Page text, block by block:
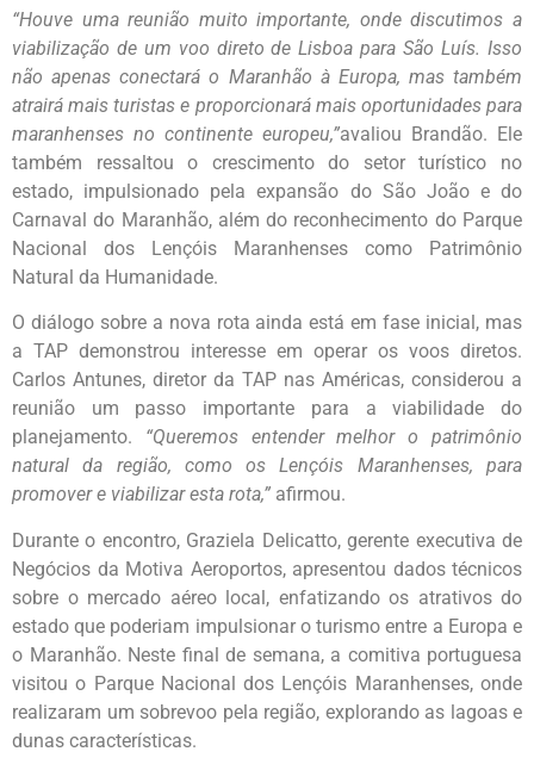
“Houve uma reunião muito importante, onde discutimos a
viabilização de um voo direto de Lisboa para São Luís. Isso
não apenas conectará o Maranhão à Europa, mas também
atrairá mais turistas e proporcionará mais oportunidades para
maranhenses no continente europeu,”avaliou Brandão. Ele
também ressaltou o crescimento do setor turístico no
estado, impulsionado pela expansão do São João e do
Carnaval do Maranhão, além do reconhecimento do Parque
Nacional dos Lençóis Maranhenses como Patrimônio
Natural da Humanidade.
O diálogo sobre a nova rota ainda está em fase inicial, mas
a TAP demonstrou interesse em operar os voos diretos.
Carlos Antunes, diretor da TAP nas Américas, considerou a
reunião um passo importante para a viabilidade do
planejamento. “Queremos entender melhor o patrimônio
natural da região, como os Lençóis Maranhenses, para
promover e viabilizar esta rota,” afirmou.
Durante o encontro, Graziela Delicatto, gerente executiva de
Negócios da Motiva Aeroportos, apresentou dados técnicos
sobre o mercado aéreo local, enfatizando os atrativos do
estado que poderiam impulsionar o turismo entre a Europa e
o Maranhão. Neste final de semana, a comitiva portuguesa
visitou o Parque Nacional dos Lençóis Maranhenses, onde
realizaram um sobrevoo pela região, explorando as lagoas e
dunas características.